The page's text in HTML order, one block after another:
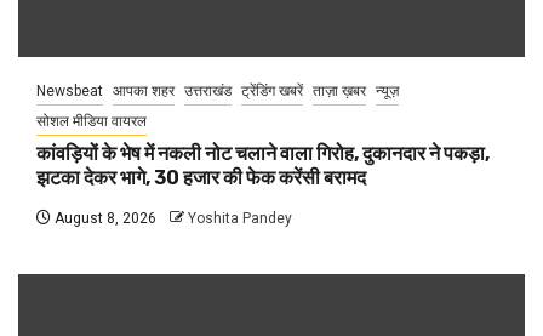
Newsbeat आपका शहर उत्तराखंड ट्रेंडिंग खबरें ताज़ा ख़बर न्यूज़
सोशल मीडिया वायरल
कांवड़ियों के भेष में नकली नोट चलाने वाला गिरोह, दुकानदार ने पकड़ा,
झटका देकर भागे, 30 हजार की फेक करेंसी बरामद
August 8, 2026 Yoshita Pandey